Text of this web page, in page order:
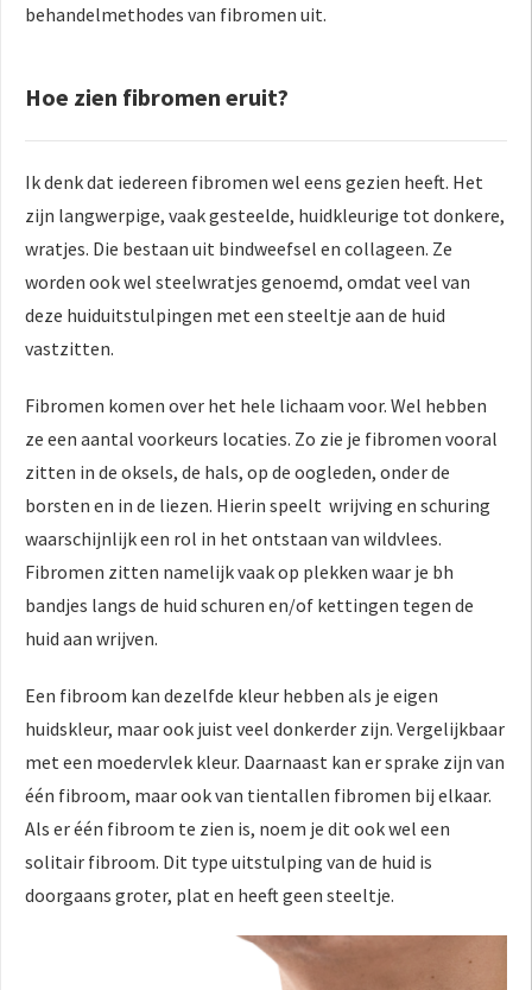
behandelmethodes van fibromen uit.
Hoe zien fibromen eruit?
Ik denk dat iedereen fibromen wel eens gezien heeft. Het
zijn langwerpige, vaak gesteelde, huidkleurige tot donkere,
wratjes. Die bestaan uit bindweefsel en collageen. Ze
worden ook wel steelwratjes genoemd, omdat veel van
deze huiduitstulpingen met een steeltje aan de huid
vastzitten.
Fibromen komen over het hele lichaam voor. Wel hebben
ze een aantal voorkeurs locaties. Zo zie je fibromen vooral
zitten in de oksels, de hals, op de oogleden, onder de
borsten en in de liezen. Hierin speelt wrijving en schuring
waarschijnlijk een rol in het ontstaan van wildvlees.
Fibromen zitten namelijk vaak op plekken waar je bh
bandjes langs de huid schuren en/of kettingen tegen de
huid aan wrijven.
Een fibroom kan dezelfde kleur hebben als je eigen
huidskleur, maar ook juist veel donkerder zijn. Vergelijkbaar
met een moedervlek kleur. Daarnaast kan er sprake zijn van
één fibroom, maar ook van tientallen fibromen bij elkaar.
Als er één fibroom te zien is, noem je dit ook wel een
solitair fibroom. Dit type uitstulping van de huid is
doorgaans groter, plat en heeft geen steeltje.